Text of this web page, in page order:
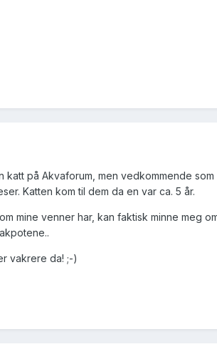
katt på Akvaforum, men vedkommende
Katten kom til dem da en var ca. 5 år.
mine venner har, kan faktisk minne meg
vakrere da! ;-)